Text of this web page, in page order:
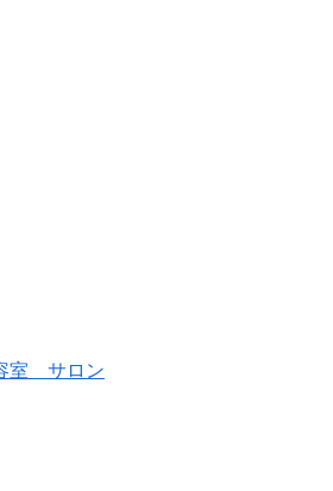
室 サロン